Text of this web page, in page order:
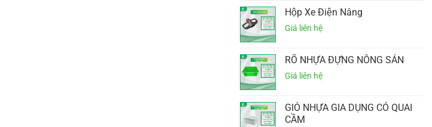
Hộp Xe Điện Nâng
RỔ NHỰA ĐỰNG NÔNG SẢN
GIỎ NHỰA GIA DỤNG CÓ QUAI
CẦM